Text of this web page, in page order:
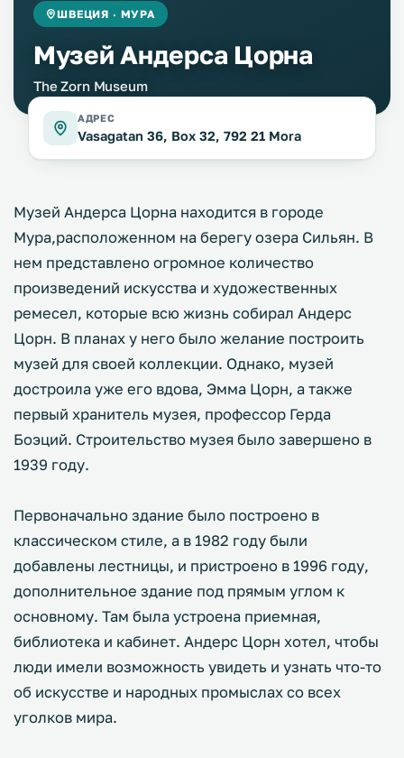
ШВЕЦИЯ · МУРА
Музей Андерса Цорна
The Zorn Museum
АДРЕС
Vasagatan 36, Box 32, 792 21 Mora
Музей Андерса Цорна находится в городе
Мура,расположенном на берегу озера Сильян. В
нем представлено огромное количество
произведений искусства и художественных
ремесел, которые всю жизнь собирал Андерс
Цорн. В планах у него было желание построить
музей для своей коллекции. Однако, музей
достроила уже его вдова, Эмма Цорн, а также
первый хранитель музея, профессор Герда
Боэций. Строительство музея было завершено в
1939 году.
Первоначально здание было построено в
классическом стиле, а в 1982 году были
добавлены лестницы, и пристроено в 1996 году,
дополнительное здание под прямым углом к
основному. Там была устроена приемная,
библиотека и кабинет. Андерс Цорн хотел, чтобы
люди имели возможность увидеть и узнать что-то
об искусстве и народных промыслах со всех
уголков мира.